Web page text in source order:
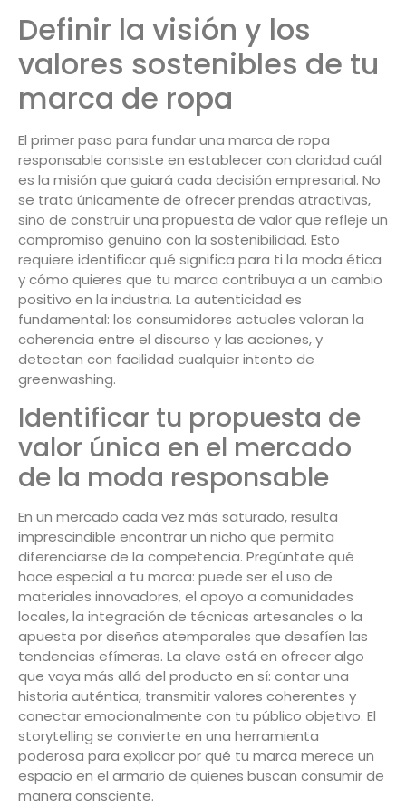
Definir la visión y los
valores sostenibles de tu
marca de ropa
El primer paso para fundar una marca de ropa
responsable consiste en establecer con claridad cuál
es la misión que guiará cada decisión empresarial. No
se trata únicamente de ofrecer prendas atractivas,
sino de construir una propuesta de valor que refleje un
compromiso genuino con la sostenibilidad. Esto
requiere identificar qué significa para ti la moda ética
y cómo quieres que tu marca contribuya a un cambio
positivo en la industria. La autenticidad es
fundamental: los consumidores actuales valoran la
coherencia entre el discurso y las acciones, y
detectan con facilidad cualquier intento de
greenwashing.
Identificar tu propuesta de
valor única en el mercado
de la moda responsable
En un mercado cada vez más saturado, resulta
imprescindible encontrar un nicho que permita
diferenciarse de la competencia. Pregúntate qué
hace especial a tu marca: puede ser el uso de
materiales innovadores, el apoyo a comunidades
locales, la integración de técnicas artesanales o la
apuesta por diseños atemporales que desafíen las
tendencias efímeras. La clave está en ofrecer algo
que vaya más allá del producto en sí: contar una
historia auténtica, transmitir valores coherentes y
conectar emocionalmente con tu público objetivo. El
storytelling se convierte en una herramienta
poderosa para explicar por qué tu marca merece un
espacio en el armario de quienes buscan consumir de
manera consciente.